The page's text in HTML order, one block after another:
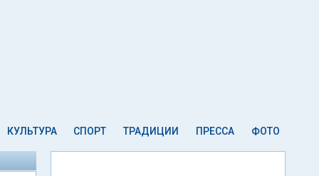
КУЛЬТУРА СПОРТ ТРАДИЦИИ ПРЕССА ФОТО